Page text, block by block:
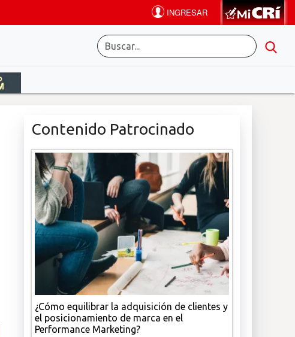
Contenido Patrocinado
¿Cómo equilibrar la adquisición de clientes y
el posicionamiento de marca en el
Performance Marketing?